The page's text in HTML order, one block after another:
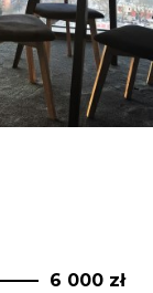
6 000 zł